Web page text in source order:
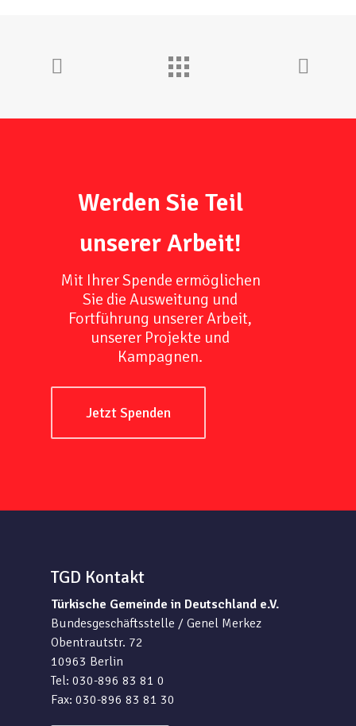
Werden Sie Teil
unserer Arbeit!
Mit Ihrer Spende ermöglichen
Sie die Ausweitung und
Fortführung unserer Arbeit,
unserer Projekte und
Kampagnen.
Jetzt Spenden
TGD Kontakt
Türkische Gemeinde in Deutschland e.V.
Bundesgeschäftsstelle / Genel Merkez
Obentrautstr. 72
10963 Berlin
Tel: 030-896 83 81 0
Fax: 030-896 83 81 30